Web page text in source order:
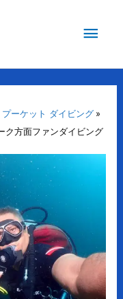
メ
メ
ニ
ー
プーケット ダイビング
ク方面ファンダイビング